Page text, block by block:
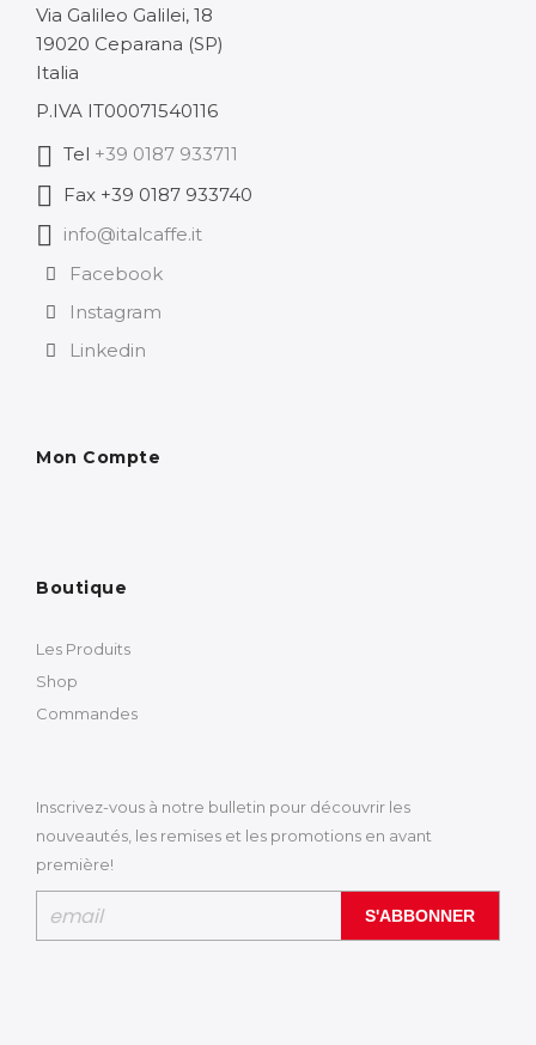
101,02 €
Via Galileo Galilei, 18
19020 Ceparana (SP)
Italia
P.IVA IT00071540116
Tel +39 0187 933711
Fax +39 0187 933740
info@italcaffe.it
Facebook
Instagram
Linkedin
Mon Compte
Boutique
Les Produits
Shop
Commandes
Inscrivez-vous à notre bulletin pour découvrir les
nouveautés, les remises et les promotions en avant
première!